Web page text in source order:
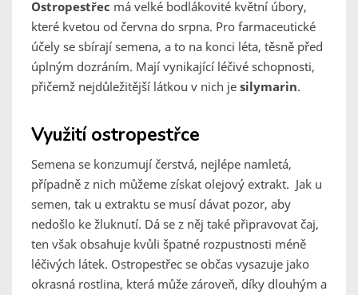
Ostropestřec má velké bodlákovité květní úbory,
které kvetou od června do srpna. Pro farmaceutické
účely se sbírají semena, a to na konci léta, těsně před
úplným dozráním. Mají vynikající léčivé schopnosti,
přičemž nejdůležitější látkou v nich je silymarin.
Využití ostropestřce
Semena se konzumují čerstvá, nejlépe namletá,
případně z nich můžeme získat olejový extrakt. Jak u
semen, tak u extraktu se musí dávat pozor, aby
nedošlo ke žluknutí. Dá se z něj také připravovat čaj,
ten však obsahuje kvůli špatné rozpustnosti méně
léčivých látek. Ostropestřec se občas vysazuje jako
okrasná rostlina, která může zároveň, díky dlouhým a